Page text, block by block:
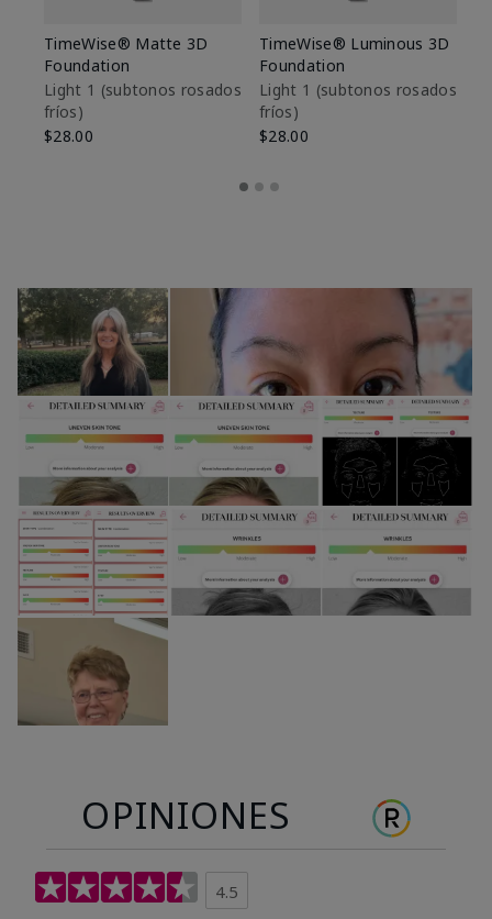
TimeWise® Matte 3D
Foundation
Light 1​ (subtonos rosados
fríos)
$28.00
TimeWise® Luminous 3D
Foundation
Light 1​ (subtonos rosados
fríos)
$28.00
OPINIONES
4.5